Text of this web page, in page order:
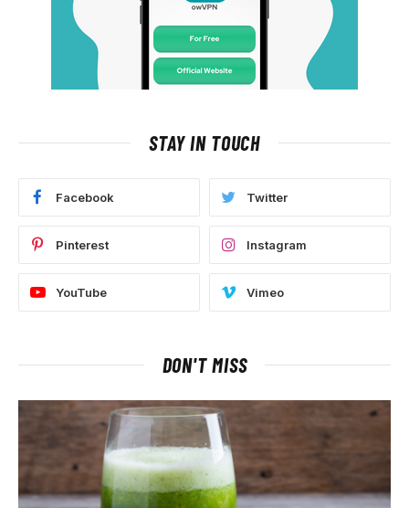
STAY IN TOUCH
Facebook Twitter
Pinterest Instagram
YouTube Vimeo
DON'T MISS